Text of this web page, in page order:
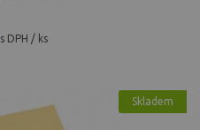
s DPH / ks
Skladem